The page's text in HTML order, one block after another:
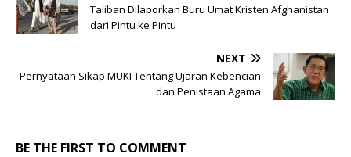
Taliban Dilaporkan Buru Umat Kristen Afghanistan
dari Pintu ke Pintu
NEXT
Pernyataan Sikap MUKI Tentang Ujaran Kebencian
dan Penistaan Agama
BE THE FIRST TO COMMENT